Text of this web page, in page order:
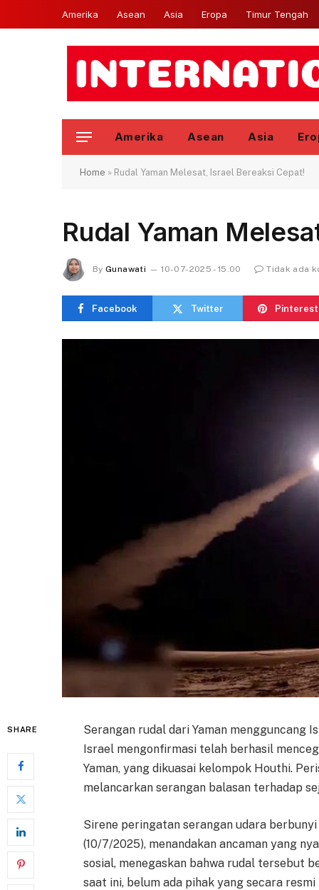
Amerika Asean Asia Eropa Timur Tengah
Amerika Asean Asia
Home » Rudal Yaman Melesat, Israel Bereaksi Cepat!
Rudal Yaman
By Gunawati 10-07-2025 - 15.00 Tidak ada
Facebook Twitter Pinterest
SHARE
Serangan rudal dari Yaman mengguncang
Israel mengonfirmasi telah berhasil
Yaman, yang dikuasai kelompok Houthi.
melancarkan serangan balasan terhadap
Sirene peringatan serangan udara
(10/7/2025), menandakan ancaman yang
sosial, menegaskan bahwa rudal tersebut
saat ini, belum ada pihak yang secara